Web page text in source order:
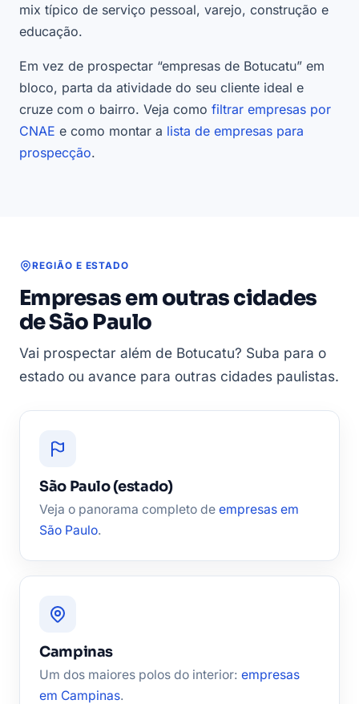
mix típico de serviço pessoal, varejo, construção e
educação.
Em vez de prospectar “empresas de Botucatu” em
bloco, parta da atividade do seu cliente ideal e
cruze com o bairro. Veja como filtrar empresas por
CNAE e como montar a lista de empresas para
prospecção.
REGIÃO E ESTADO
Empresas em outras cidades
de São Paulo
Vai prospectar além de Botucatu? Suba para o
estado ou avance para outras cidades paulistas.
São Paulo (estado)
Veja o panorama completo de empresas em
São Paulo.
Campinas
Um dos maiores polos do interior: empresas
em Campinas.